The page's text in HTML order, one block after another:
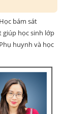
Học bám sát
giúp học sinh lớp
huynh và học